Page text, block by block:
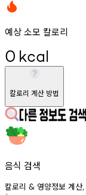
예상 소모 칼로리
0 kcal
칼로리 계산 방법
음식 검색
칼로리 & 영양정보 계산,